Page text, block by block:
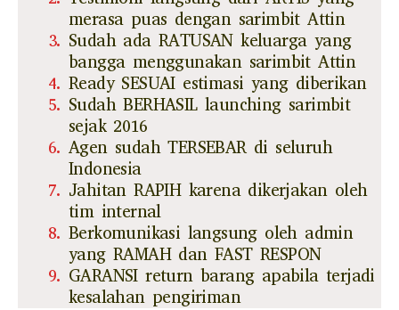
merasa puas dengan sarimbit Attin
Sudah ada RATUSAN keluarga yang
bangga menggunakan sarimbit Attin
Ready SESUAI estimasi yang diberikan
Sudah BERHASIL launching sarimbit
sejak 2016
Agen sudah TERSEBAR di seluruh
Indonesia
Jahitan RAPIH karena dikerjakan oleh
tim internal
Berkomunikasi langsung oleh admin
yang RAMAH dan FAST RESPON
GARANSI return barang apabila terjadi
kesalahan pengiriman